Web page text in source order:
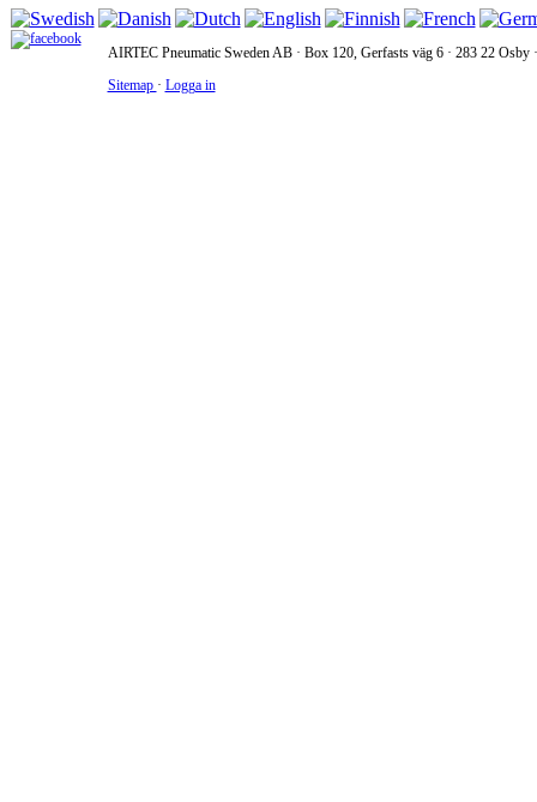
AIRTEC Pneumatic Sweden AB · Box 120, Gerfasts väg 6 · 283 22
Sitemap · Logga in